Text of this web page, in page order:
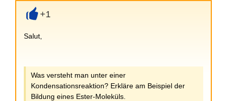
+1
Salut,
Was versteht man unter einer
Kondensationsreaktion? Erkläre am Beispiel der
Bildung eines Ester-Moleküls.